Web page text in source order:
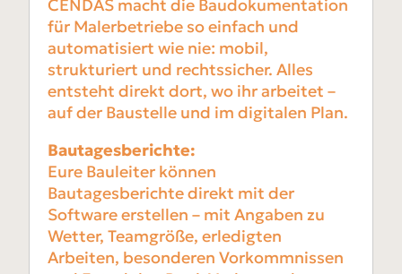
CENDAS macht die Baudokumentation
für Malerbetriebe so einfach und
automatisiert wie nie: mobil,
strukturiert und rechtssicher. Alles
entsteht direkt dort, wo ihr arbeitet –
auf der Baustelle und im digitalen Plan.
Bautagesberichte:
Eure Bauleiter können
Bautagesberichte direkt mit der
Software erstellen – mit Angaben zu
Wetter, Teamgröße, erledigten
Arbeiten, besonderen Vorkommnissen